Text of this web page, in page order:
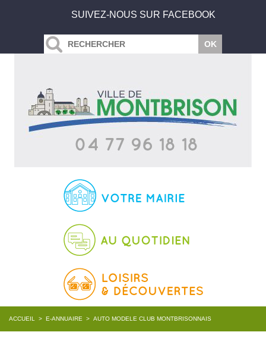
SUIVEZ-NOUS SUR FACEBOOK
ACCUEIL > E-ANNUAIRE > AUTO MODELE CLUB MONTBRISONNAIS